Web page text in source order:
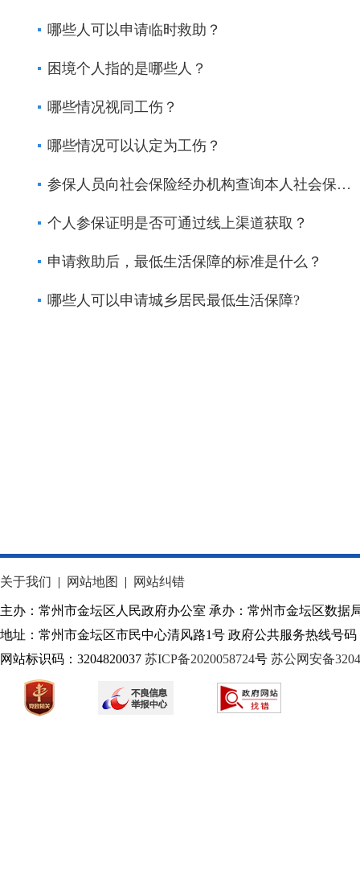
哪些人可以申请临时救助？
困境个人指的是哪些人？
哪些情况视同工伤？
哪些情况可以认定为工伤？
参保人员向社会保险经办机构查询本人社会保险个人权益记录的，需带哪些材料？
个人参保证明是否可通过线上渠道获取？
申请救助后，最低生活保障的标准是什么？
哪些人可以申请城乡居民最低生活保障?
关于我们 | 网站地图 | 网站纠错
主办：常州市金坛区人民政府办公室 承办：常州市金坛区数据
地址：常州市金坛区市民中心清风路1号 政府公共服务热线号码
网站标识码：3204820037 苏ICP备2020058724号 苏公网安备